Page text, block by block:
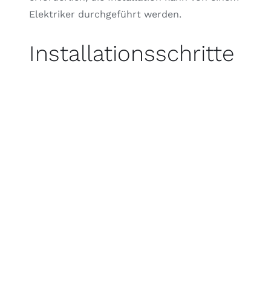
Elektriker durchgeführt werden.
Installationsschritte